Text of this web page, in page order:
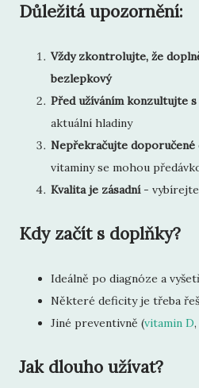
Důležitá upozornění:
Vždy zkontrolujte, že
bezlepkový
Před užíváním konzultujte
aktuální hladiny
Nepřekračujte doporučené
vitaminy se mohou
Kvalita je zásadní- vybírejte
Kdy začít s doplňky?
Ideálně po diagnóze a
Některé deficity je třeba
Jiné preventivně (vitamin D,
Jak dlouho užívat?